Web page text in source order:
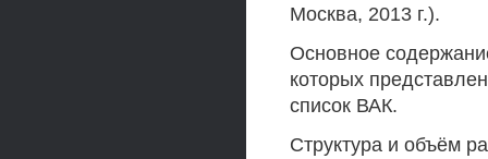
Москва, 2013 г.).
Основное
которых
список ВАК.
Структура и объём